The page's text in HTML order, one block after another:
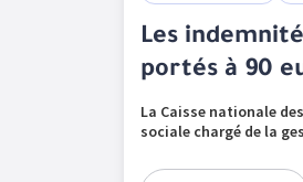
Les
portés à 90
La Caisse nationale
sociale chargé de la